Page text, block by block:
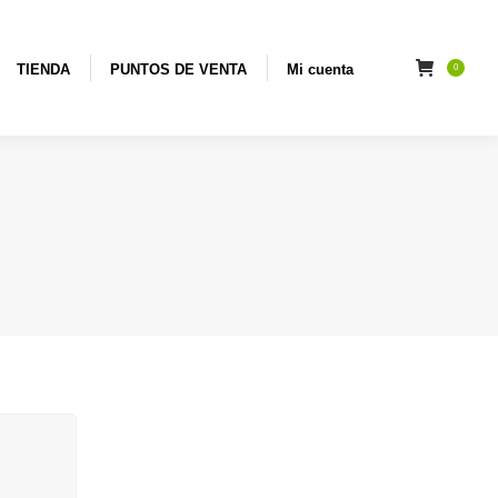
TIENDA PUNTOS DE VENTA Mi cuenta 0
PUNTOS DE VENTA Mi cuenta 0